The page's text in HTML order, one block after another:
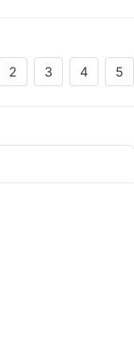
2 3 4 5